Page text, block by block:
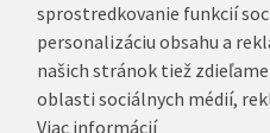
Reklamačná adresa
Andrea Votavová
Revoluční 1017
290 01 Poděbrady
sprostredkovanie funkcií
personalizáciu obsahu a
našich stránok tiež
oblasti sociálnych médií,
Viac informácií